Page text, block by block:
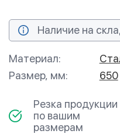
Наличие на
Материал:
Размер, мм:
650
Резка продукции
по вашим
размерам